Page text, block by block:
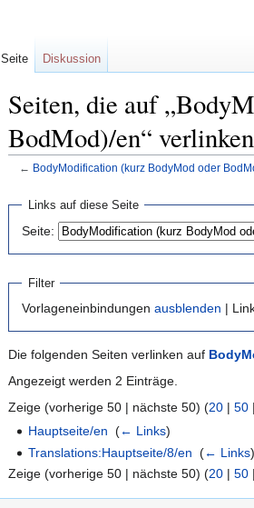
Seiten, die auf
BodMod)/en“ verlinken
← BodyModification (kurz BodyMod oder
Navigation
springen
springen
Links auf diese Seite
Seite:
Filter
Vorlageneinbindungen ausblenden |
Die folgenden Seiten verlinken auf
Angezeigt werden 2 Einträge.
Zeige (vorherige 50 | nächste 50) (20 | 50
Hauptseite/en ‎(← Links)
Translations:Hauptseite/8/en ‎(← Links
Zeige (vorherige 50 | nächste 50) (20 | 50
Seite Diskussion